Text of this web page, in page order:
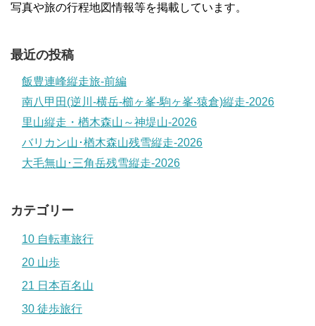
写真や旅の行程地図情報等を掲載しています。
最近の投稿
飯豊連峰縦走旅-前編
南八甲田(逆川-横岳-櫛ヶ峯-駒ヶ峯-猿倉)縦走-2026
里山縦走・楢木森山～神堤山-2026
バリカン山･楢木森山残雪縦走-2026
大毛無山･三角岳残雪縦走-2026
カテゴリー
10 自転車旅行
20 山歩
21 日本百名山
30 徒歩旅行